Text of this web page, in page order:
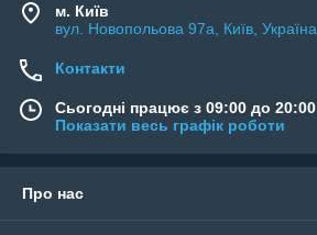
м. Київ
вул. Новопольова 97а, Київ, Україна
Контакти
Сьогодні працює з 09:00 до 20:00
Показати весь графік роботи
Про нас